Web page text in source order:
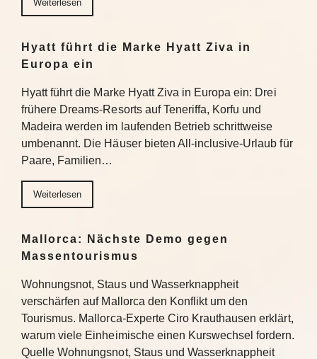
Weiterlesen
Hyatt führt die Marke Hyatt Ziva in
Europa ein
Hyatt führt die Marke Hyatt Ziva in Europa ein: Drei
frühere Dreams-Resorts auf Teneriffa, Korfu und
Madeira werden im laufenden Betrieb schrittweise
umbenannt. Die Häuser bieten All-inclusive-Urlaub für
Paare, Familien…
Weiterlesen
Mallorca: Nächste Demo gegen
Massentourismus
Wohnungsnot, Staus und Wasserknappheit
verschärfen auf Mallorca den Konflikt um den
Tourismus. Mallorca-Experte Ciro Krauthausen erklärt,
warum viele Einheimische einen Kurswechsel fordern.
Quelle Wohnungsnot, Staus und Wasserknappheit